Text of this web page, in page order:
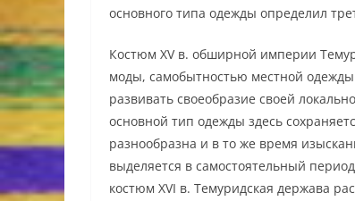
основного типа одежды определил
Костюм XV в. обширной империи
моды, самобытностью местной
развивать своеобразие своей
основной тип одежды здесь
разнообразна и в то же время
выделяется в самостоятельный
костюм XVI в. Темуридская держава